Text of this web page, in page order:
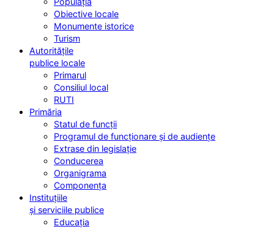
Obiective locale
Monumente istorice
Turism
Autoritățile
publice locale
Primarul
Consiliul local
RUTI
Primăria
Statul de funcții
Programul de funcționare și de audiențe
Extrase din legislație
Conducerea
Organigrama
Componența
Instituțiile
și serviciile publice
Educația